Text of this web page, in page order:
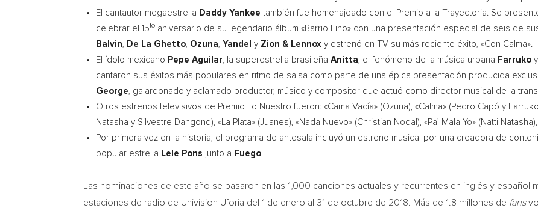
El cantautor megaestrella Daddy Yankee también fue homenajeado con el Premio a la Trayectoria. Se
celebrar el 15to aniversario de su legendario álbum «Barrio Fino» con una presentación especial de seis de
Balvin, De La Ghetto, Ozuna, Yandel y Zion & Lennox y estrenó en TV su más reciente éxito, «Con Calma».
El ídolo mexicano Pepe Aguilar, la superestrella brasileña Anitta, el fenómeno de la música urbana Farruko
cantaron sus éxitos más populares en ritmo de salsa como parte de una épica presentación producida
George, galardonado y aclamado productor, músico y compositor que actuó como director musical de la
Otros estrenos televisivos de Premio Lo Nuestro fueron: «Cama Vacía» (Ozuna), «Calma» (Pedro Capó y
Natasha y Silvestre Dangond ), «La Plata» (Juanes), «Nada Nuevo» (Christian Nodal ), «Pa’ Mala Yo» ( Natti Natasha
Por primera vez en la historia, el programa de antesala incluyó un estreno musical por una creadora de
popular estrella Lele Pons junto a Fuego.
Las nominaciones de este año se basaron en las 1,000 canciones actuales y recurrentes en inglés y español
estaciones de radio de Univision Uforia del 1 de enero al 31 de octubre de 2018. Más de 1.8 millones de fans